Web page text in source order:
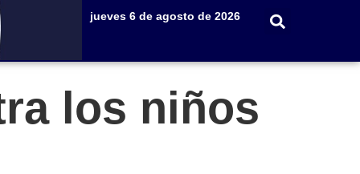
jueves 6 de agosto de 2026
los niños